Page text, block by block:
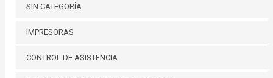
SIN CATEGORÍA
IMPRESORAS
CONTROL DE ASISTENCIA